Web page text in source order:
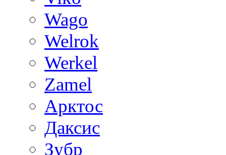
Wago
Welrok
Werkel
Zamel
Арктос
Даксис
Зубр